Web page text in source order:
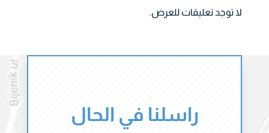
لا توجد تعليقات للعرض.
راسلنا في الحال